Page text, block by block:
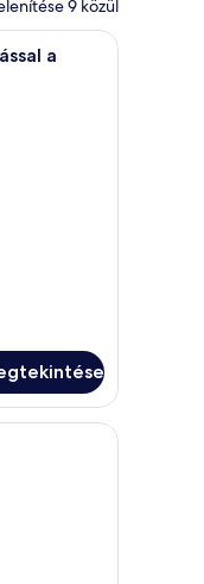
9 közül
falra szerelt lámpatest
amelyben
a
amelyben egy nagy